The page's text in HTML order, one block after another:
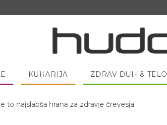
KUHARIJA ZDRAV DUH & TELO
to najslabša hrana za zdravje črevesja